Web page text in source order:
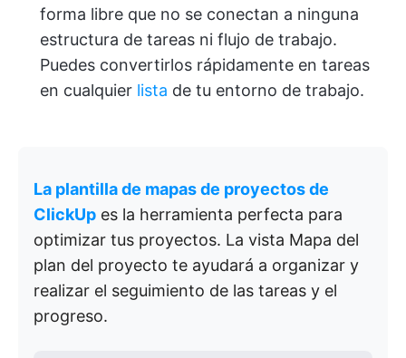
forma libre que no se conectan a ninguna
estructura de tareas ni flujo de trabajo.
Puedes convertirlos rápidamente en tareas
en cualquier lista de tu entorno de trabajo.
La plantilla de mapas de proyectos de
ClickUp es la herramienta perfecta para
optimizar tus proyectos. La vista Mapa del
plan del proyecto te ayudará a organizar y
realizar el seguimiento de las tareas y el
progreso.